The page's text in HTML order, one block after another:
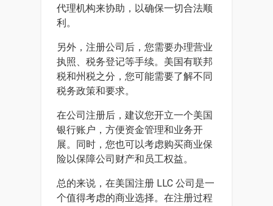
代理机构来协助，以确保一切合法顺
利。
另外，注册公司后，您需要办理营业
执照、税务登记等手续。美国有联邦
税和州税之分，您可能需要了解不同
税务政策和要求。
在公司注册后，建议您开立一个美国
银行账户，方便资金管理和业务开
展。同时，您也可以考虑购买商业保
险以保障公司财产和员工权益。
总的来说，在美国注册 LLC 公司是一
个值得考虑的商业选择。在注册过程